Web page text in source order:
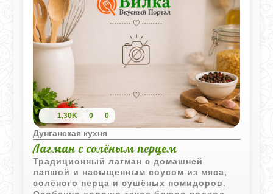
1,30K 0 0
Дунганская кухня
Лагман с солёным перцем
Традиционный лагман с домашней
лапшой и насыщенным соусом из мяса,
солёного перца и сушёных помидоров.